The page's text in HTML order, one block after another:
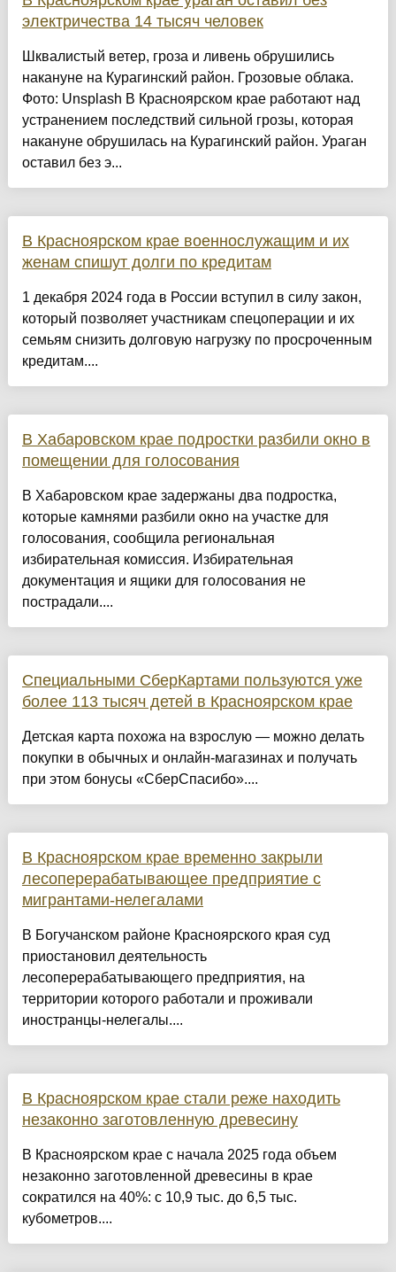
электричества 14 тысяч человек
Шквалистый ветер, гроза и ливень обрушились
накануне на Курагинский район. Грозовые облака.
Фото: Unsplash В Красноярском крае работают над
устранением последствий сильной грозы, которая
накануне обрушилась на Курагинский район. Ураган
оставил без э...
В Красноярском крае военнослужащим и их
женам спишут долги по кредитам
1 декабря 2024 года в России вступил в силу закон,
который позволяет участникам спецоперации и их
семьям снизить долговую нагрузку по просроченным
кредитам....
В Хабаровском крае подростки разбили окно в
помещении для голосования
В Хабаровском крае задержаны два подростка,
которые камнями разбили окно на участке для
голосования, сообщила региональная
избирательная комиссия. Избирательная
документация и ящики для голосования не
пострадали....
Специальными СберКартами пользуются уже
более 113 тысяч детей в Красноярском крае
Детская карта похожа на взрослую — можно делать
покупки в обычных и онлайн-магазинах и получать
при этом бонусы «СберСпасибо»....
В Красноярском крае временно закрыли
лесоперерабатывающее предприятие с
мигрантами-нелегалами
В Богучанском районе Красноярского края суд
приостановил деятельность
лесоперерабатывающего предприятия, на
территории которого работали и проживали
иностранцы-нелегалы....
В Красноярском крае стали реже находить
незаконно заготовленную древесину
В Красноярском крае с начала 2025 года объем
незаконно заготовленной древесины в крае
сократился на 40%: с 10,9 тыс. до 6,5 тыс.
кубометров....